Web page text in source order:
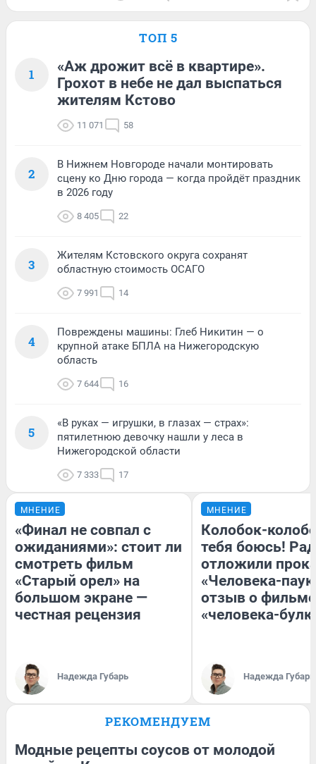
ТОП 5
1
«Аж дрожит всё в квартире».
Грохот в небе не дал выспаться
жителям Кстово
11 071 58
2
В Нижнем Новгороде начали монтировать
сцену ко Дню города — когда пройдёт праздник
в 2026 году
8 405 22
3
Жителям Кстовского округа сохранят
областную стоимость ОСАГО
7 991 14
4
Повреждены машины: Глеб Никитин — о
крупной атаке БПЛА на Нижегородскую
область
7 644 16
5
«В руках — игрушки, в глазах — страх»:
пятилетнюю девочку нашли у леса в
Нижегородской области
7 333 17
МНЕНИЕ
«Финал не совпал с
ожиданиями»: стоит ли
смотреть фильм
«Старый орел» на
большом экране —
честная рецензия
Надежда Губарь
МНЕНИЕ
Колобок-
тебя боюсь!
отложили
«Человека-
отзыв о
«человека-
Надежда Губарь
РЕКОМЕНДУЕМ
Модные рецепты соусов от молодой